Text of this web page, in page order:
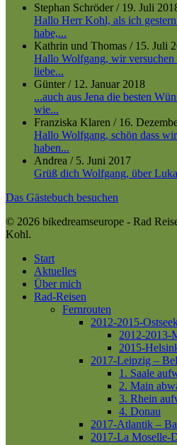
Stephan Schröder/ 19. Juli
Hallo Herr Kohl, als ich
habe,...
Kathrin und Thomas / 15. Juli
Hallo Wolfgang, wir versuchen
liebe...
Günter/ 12. Januar 2018
...auch aus Jena die besten
wie...
Franziska Klaren / 16.
Hallo Wolfgang, schön dass
haben...
Andrea / 5. Juni 2017
Grüß dich Wolfgang, über
Das Gästebuch besuchen
© 2026 bikedreamseurope - Rad
Kohl.
Close
Menu
Start
Aktuelles
Über mich
Rad-Reisen
Fernrouten
2012-2015-
2012-2013-
2015-
2017-Leipzig –
1. Saale
2. Main
3. Rhein
4. Donau
2017-Atlantik –
2017-La Moselle-